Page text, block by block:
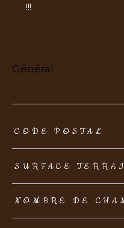
!!!
général
CODE POSTAL
SURFACE
NOMBRE DE